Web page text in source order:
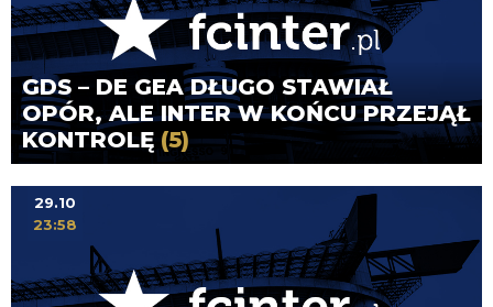
GDS – DE GEA DŁUGO STAWIAŁ
OPÓR, ALE INTER W KOŃCU PRZEJĄŁ
KONTROLĘ (5)
29.10
23:58